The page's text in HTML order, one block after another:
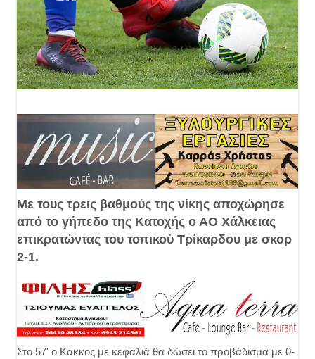
Με τους τρεις βαθμούς της νίκης αποχώρησε
από το γήπεδο της Κατοχής ο ΑΟ Χάλκειας
επικρατώντας του τοπικού Τρίκαρδου με σκορ
2-1.
Στο 57' ο Κάκκος με κεφαλιά θα δώσει το προβάδισμα με 0-